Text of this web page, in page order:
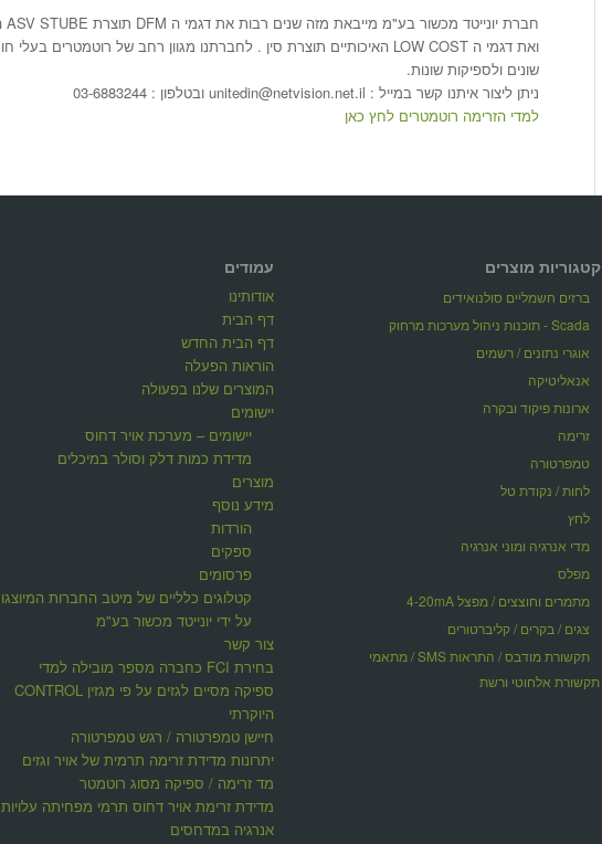
חברת יונייטד מכשור בע"מ מייבאת מזה שנים רבות את דגמי ה DFM תוצרת ASV STUBE הגרמנית
ואת דגמי ה LOW COST האיכותיים תוצרת סין . לחברתנו מגוון רחב של רוטמטרים בעלי חומרי מבנה
שונים ולספיקות שונות.
ניתן ליצור איתנו קשר במייל : unitedin@netvision.net.il ובטלפון : 03-6883244
למדי הזרימה רוטמטרים לחץ כאן
עמודים
אודותינו
דף הבית
דף הבית החדש
הוראות הפעלה
המוצרים שלנו בפעולה
יישומים
יישומים – מערכת אויר דחוס
מדידת כמות דלק וסולר במיכלים
מוצרים
מידע נוסף
הורדות
ספקים
פרסומים
קטלוגים כלליים של מיטב החברות המיוצגות
על ידי יונייטד מכשור בע"מ
צור קשר
בחירת FCI כחברה מספר מובילה למדי
ספיקה מסיים לגזים על פי מגזין CONTROL
היוקרתי
חיישן טמפרטורה / רגש טמפרטורה
יתרונות מדידת זרימה תרמית של אויר וגזים
מד זרימה / ספיקה מסוג רוטמטר
מדידת זרימת אויר דחוס תרמי מפחיתה עלויות
אנרגיה במדחסים
קטגוריות מוצרים
ברזים חשמליים סולנואידים
Scada - תוכנות ניהול מערכות מרחוק
אוגרי נתונים / רשמים
אנאליטיקה
ארונות פיקוד ובקרה
זרימה
טמפרטורה
לחות / נקודת טל
לחץ
מדי אנרגיה ומוני אנרגיה
מפלס
מתמרים וחוצצים / מפצל 4-20mA
צגים / בקרים / קליברטורים
תקשורת מודבס / התראות SMS / מתאמי
תקשורת אלחוטי ורשת